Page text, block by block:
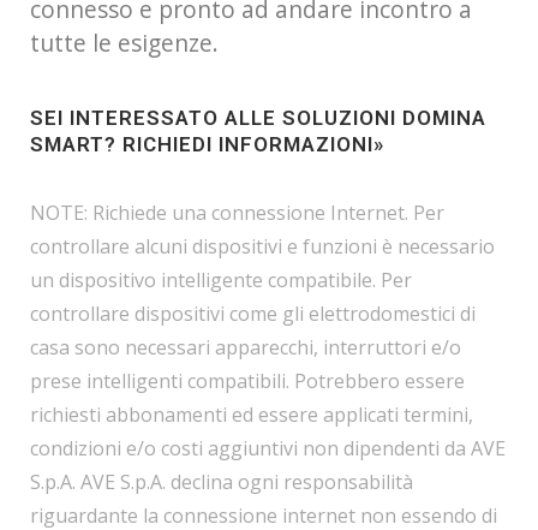
connesso e pronto ad andare incontro a
tutte le esigenze.
SEI INTERESSATO ALLE SOLUZIONI DOMINA
SMART? RICHIEDI INFORMAZIONI»
NOTE: Richiede una connessione Internet. Per
controllare alcuni dispositivi e funzioni è necessario
un dispositivo intelligente compatibile. Per
controllare dispositivi come gli elettrodomestici di
casa sono necessari apparecchi, interruttori e/o
prese intelligenti compatibili. Potrebbero essere
richiesti abbonamenti ed essere applicati termini,
condizioni e/o costi aggiuntivi non dipendenti da AVE
S.p.A. AVE S.p.A. declina ogni responsabilità
riguardante la connessione internet non essendo di